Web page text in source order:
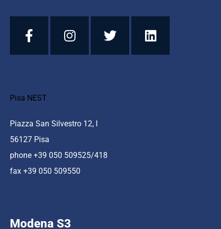
Pisa NEST
Piazza San Silvestro 12, I
56127 Pisa
phone +39 050 509525/418
fax +39 050 509550
Modena S3